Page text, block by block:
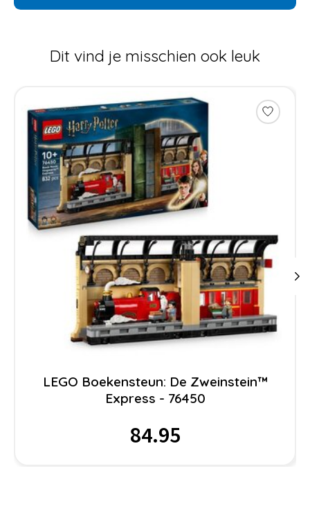
Dit vind je misschien ook leuk
LEGO Boekensteun: De Zweinstein™
Express - 76450
84.95